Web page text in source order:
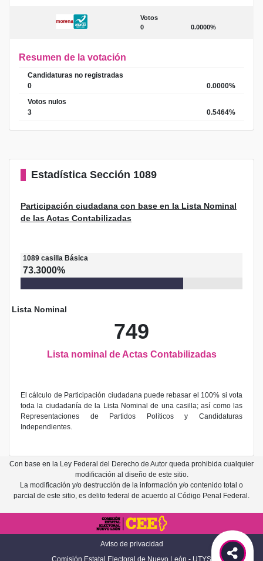
Votos
0
0.0000%
Resumen de la votación
Candidaturas no registradas
0
0.0000%
Votos nulos
3
0.5464%
Estadística Sección 1089
Participación ciudadana con base en la Lista Nominal
de las Actas Contabilizadas
1089 casilla Básica
73.3000%
Lista Nominal
749
Lista nominal de Actas Contabilizadas
El cálculo de Participación ciudadana puede rebasar el 100% si vota
toda la ciudadanía de la Lista Nominal de una casilla; así como las
Representaciones de Partidos Políticos y Candidaturas
Independientes.
Con base en la Ley Federal del Derecho de Autor queda prohibida cualquier
modificación al diseño de este sitio.
La modificación y/o destrucción de la información y/o contenido total o
parcial de este sitio, es delito federal de acuerdo al Código Penal Federal.
Aviso de privacidad
Comisión Estatal Electoral de Nuevo León - UTYS